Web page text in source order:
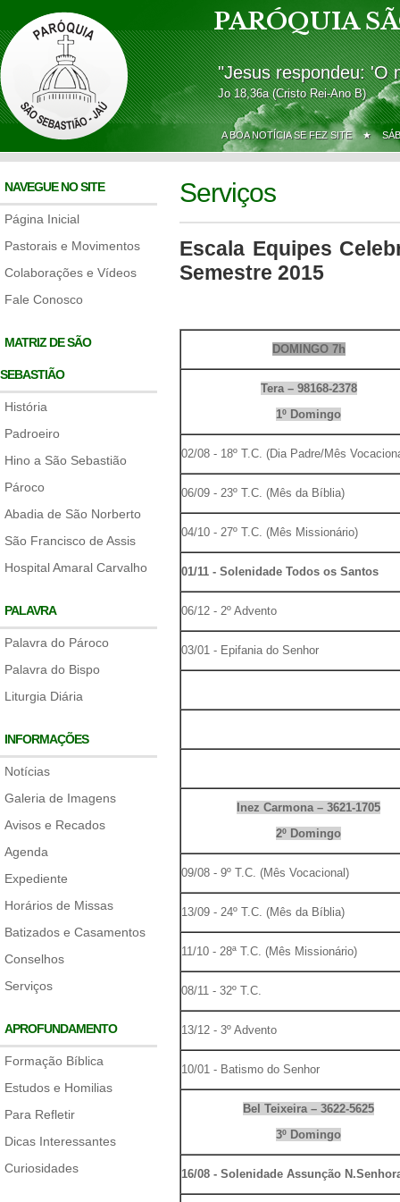
PARÓQUIA
"Jesus respondeu: 'O
Jo 18,36a (Cristo Rei-Ano B)
A BOA NOTÍCIA SE FEZ SITE ★
NAVEGUE NO SITE
Página Inicial
Pastorais e Movimentos
Colaborações e Vídeos
Fale Conosco
MATRIZ DE SÃO
SEBASTIÃO
História
Padroeiro
Hino a São Sebastião
Pároco
Abadia de São Norberto
São Francisco de Assis
Hospital Amaral Carvalho
PALAVRA
Palavra do Pároco
Palavra do Bispo
Liturgia Diária
INFORMAÇÕES
Notícias
Galeria de Imagens
Avisos e Recados
Agenda
Expediente
Horários de Missas
Batizados e Casamentos
Conselhos
Serviços
APROFUNDAMENTO
Formação Bíblica
Estudos e Homilias
Para Refletir
Dicas Interessantes
Curiosidades
Serviços
Escala Equipes
Semestre 2015
DOMINGO 7h
Tera – 98168-2378
1º Domingo
02/08 - 18º T.C. (Dia Padre/Mês
06/09 - 23º T.C. (Mês da Bíblia)
04/10 - 27º T.C. (Mês Missionário)
01/11 - Solenidade Todos os Santos
06/12 - 2º Advento
03/01 - Epifania do Senhor
Inez Carmona – 3621-1705
2º Domingo
09/08 - 9º T.C. (Mês Vocacional)
13/09 - 24º T.C. (Mês da Bíblia)
11/10 - 28ª T.C. (Mês Missionário)
08/11 - 32º T.C.
13/12 - 3º Advento
10/01 - Batismo do Senhor
Bel Teixeira – 3622-5625
3º Domingo
16/08 - Solenidade Assunção